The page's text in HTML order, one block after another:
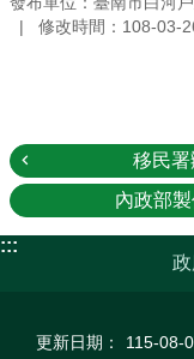
修改時間：108-03-
移民
內政部
:::
更新日期：
115-08-